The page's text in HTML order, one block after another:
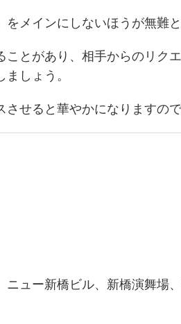
メインにしないほうが無難と
ことがあり、相手からのリク
しょう。
せると華やかになりますの
ニュー新橋ビル、新橋演舞場